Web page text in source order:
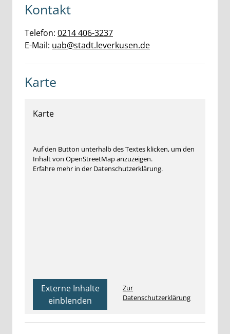
Kontakt
Telefon: 0214 406-3237
E-Mail: uab@stadt.leverkusen.de
Karte
Karte
Auf den Button unterhalb des Textes klicken, um den
Inhalt von OpenStreetMap anzuzeigen.
Erfahre mehr in der Datenschutzerklärung.
Externe Inhalte
einblenden
Zur
Datenschutzerklärung